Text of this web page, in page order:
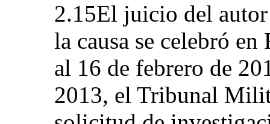
2.15El juicio del autor
la causa se celebró
al 16 de febrero de
2013, el Tribunal